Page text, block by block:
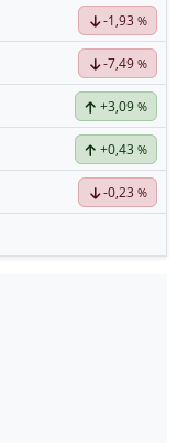
-1,93 %
-7,49 %
+3,09 %
+0,43 %
-0,23 %